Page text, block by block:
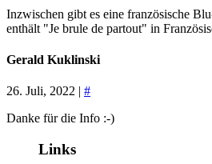
Inzwischen gibt es eine französische
enthält "Je brule de partout" in
Gerald Kuklinski
26. Juli, 2022 | #
Danke für die Info :-)
Links